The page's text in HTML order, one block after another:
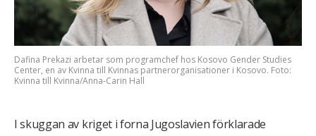
Dafina Prekazi arbetar som programchef hos Kosovo Gender Studies
Center, en av Kvinna till Kvinnas partnerorganisationer i Kosovo. Foto:
Kvinna till Kvinna/Anna-Carin Hall
I skuggan av kriget i forna Jugoslavien förklarade